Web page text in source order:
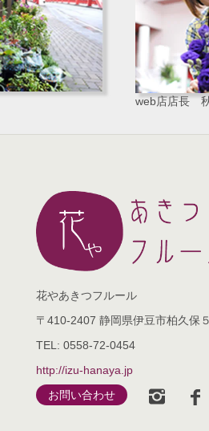
web店店長
花やあきつフルール
〒410-2407 静岡県伊豆市柏久保
TEL: 0558-72-0454
http://izu-hanaya.jp
お問い合わせ